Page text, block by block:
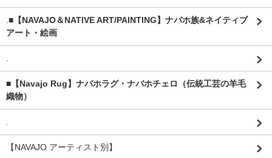
■【NAVAJO＆NATIVE ART/PAINTING】ナバホ族&ネイティブ
アート・絵画
■【Navajo Rug】ナバホラグ・ナバホチェロ（伝統工芸の羊毛
織物）
【NAVAJO アーティスト別】